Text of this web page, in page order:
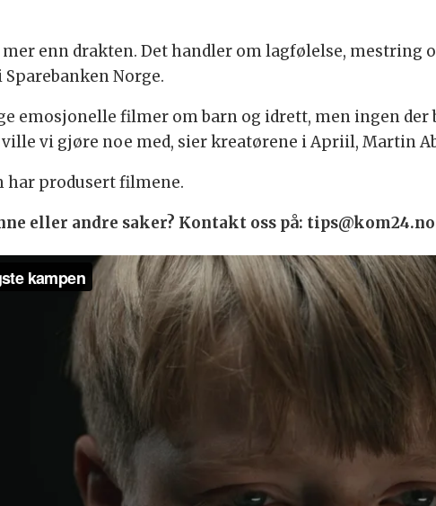
enn drakten. Det handler om lagfølelse, mestring
Norge.
emosjonelle filmer om barn og idrett, men ingen
vi gjøre noe med, sier kreatørene i Apriil, Martin
har produsert filmene.
eller andre saker? Kontakt oss på: tips@kom24.no